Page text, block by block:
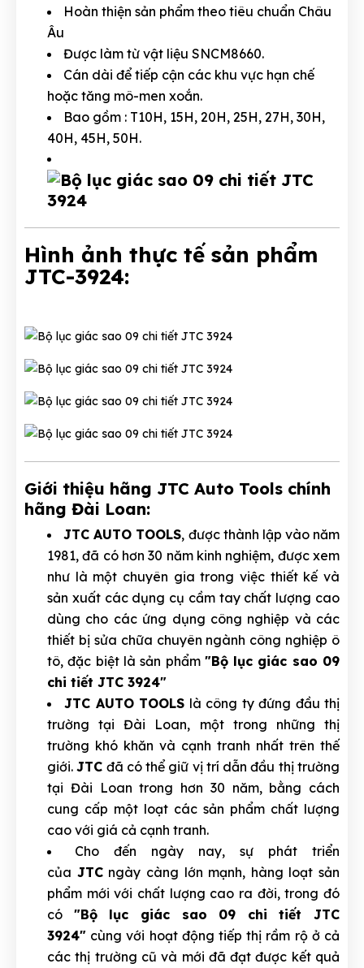
Hoàn thiện sản phẩm theo tiêu chuẩn Châu
Âu
Được làm từ vật liệu SNCM8660.
Cán dài để tiếp cận các khu vực hạn chế
hoặc tăng mô-men xoắn.
Bao gồm : T10H, 15H, 20H, 25H, 27H, 30H,
40H, 45H, 50H.
Hình ảnh thực tế sản phẩm
JTC-3924:
Giới thiệu hãng JTC Auto Tools chính
hãng Đài Loan:
JTC AUTO TOOLS, được thành lập vào năm
1981, đã có hơn 30 năm kinh nghiệm, được xem
như là một chuyên gia trong việc thiết kế và
sản xuất các dụng cụ cầm tay chất lượng cao
dùng cho các ứng dụng công nghiệp và các
thiết bị sửa chữa chuyên ngành công nghiệp ô
tô, đặc biệt là sản phẩm "Bộ lục giác sao 09
chi tiết JTC 3924"
JTC AUTO TOOLS là công ty đứng đầu thị
trường tại Đài Loan, một trong những thị
trường khó khăn và cạnh tranh nhất trên thế
giới.JTC đã có thể giữ vị trí dẫn đầu thị trường
tại Đài Loan trong hơn 30 năm, bằng cách
cung cấp một loạt các sản phẩm chất lượng
cao với giá cả cạnh tranh.
Cho đến ngày nay, sự phát triển
của JTCngày càng lớn mạnh, hàng loạt sản
phẩm mới với chất lượng cao ra đời, trong đó
có "Bộ lục giác sao 09 chi tiết JTC
3924" cùng với hoạt động tiếp thị rầm rộ ở cả
các thị trường cũ và mới đã đạt được kết quả